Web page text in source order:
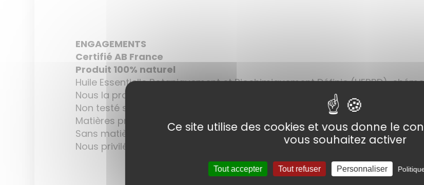
ENGAGEMENTS
Certifié AB France
Produit 100% naturel
Huile Essentielle Botaniquement et Biochimiquement Définie (HEBBD),
Nous la proposons en qualité cosmétique et alimentaire
Non testé sur les animaux
Matières premières conformes au respect de l’environnement
Sans matière issue de la pétrochimie
Nous privilégions les petits producteurs, artisans ainsi que le commerce
Ce site utilise des cookies et vous donne le
vous souhaitez activer
Tout accepter Tout refuser Personnaliser